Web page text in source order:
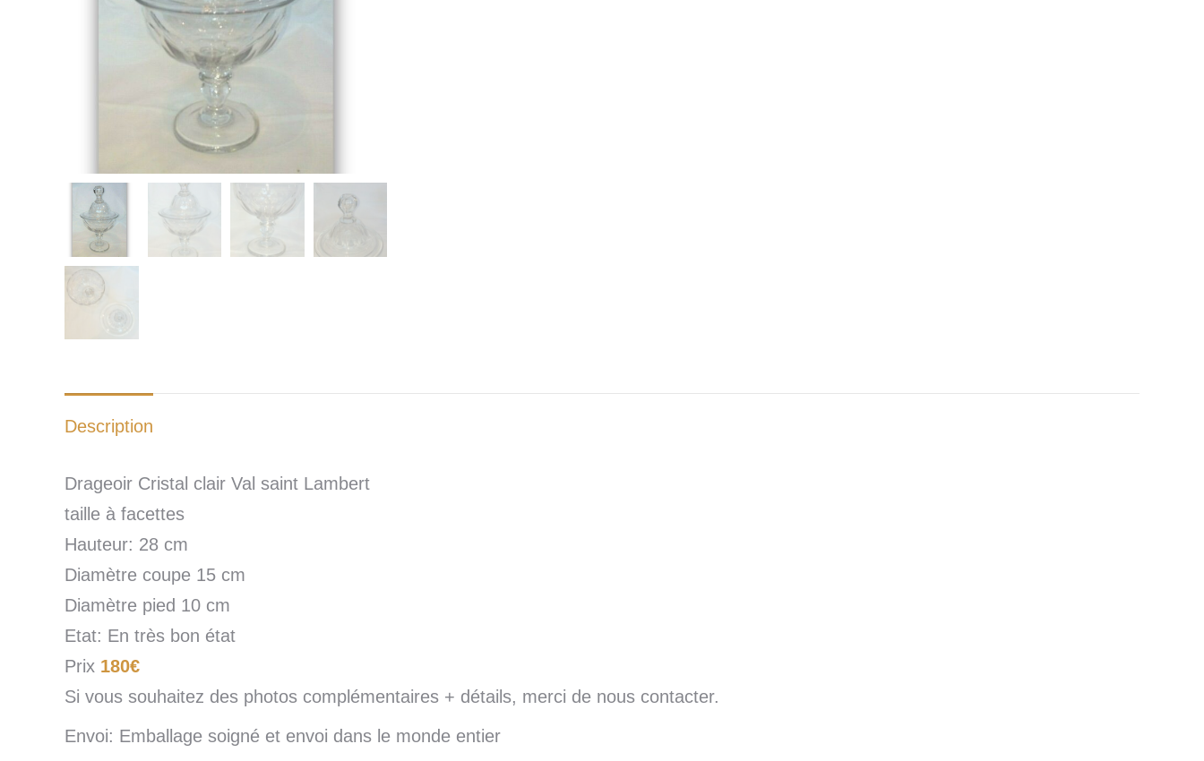
Description
Drageoir Cristal clair Val saint Lambert
taille à facettes
Hauteur: 28 cm
Diamètre coupe 15 cm
Diamètre pied 10 cm
Etat: En très bon état
Prix 180€
Si vous souhaitez des photos complémentaires + détails, merci de nous contacter.
Envoi: Emballage soigné et envoi dans le monde entier